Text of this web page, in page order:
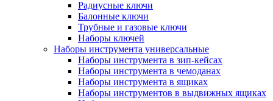
Радиусные ключи
Балонные ключи
Трубные и газовые ключи
Наборы ключей
Наборы инструмента универсальные
Наборы инструмента в зип-кейсах
Наборы инструмента в чемоданах
Наборы инструмента в ящиках
Наборы инструментов в выдвижных ящиках